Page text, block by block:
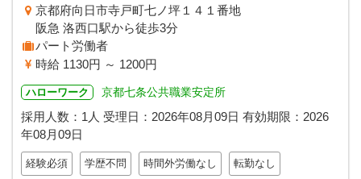
京都府向日市寺戸町七ノ坪１４１番地
阪急 洛西口駅から徒歩3分
パート労働者
時給 1130円 ～ 1200円
ハローワーク 京都七条公共職業安定所
採用人数：1人 受理日： 2026年08月09日 有効期限： 2026
年08月09日
経験必須 学歴不問 時間外労働なし 転勤なし